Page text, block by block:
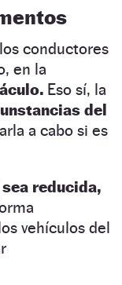
conductores
en la
Eso sí, la
del
a cabo si es
reducida,
vehículos del